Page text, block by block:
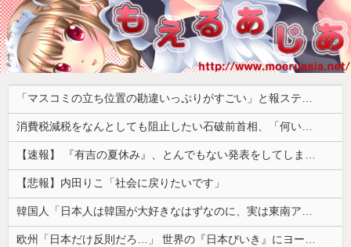
「マスコミの立ち位置の勘違いっぷりがすごい」と報ステ大越キャスターの台詞に視聴者絶句、高市とトランプを同列視させようという思惑がひしひしと
消費税減税をなんとしても阻止したい石破前首相、「何いってんのこいつ」と有権者をドン引きさせるよな屁理屈を……
【速報】 『有吉の夏休み』、とんでもない発表をしてしまう！！！！！
【悲報】内田りこ「社会に戻りたいです」
韓国人「日本人は韓国が大好きなはずなのに、実は東南アジア人と同列に見ているというのは本当なのですか？」
欧州「日本だけ反則だろ…」 世界の『日本びいき』にヨーロッパ全土から不満の声